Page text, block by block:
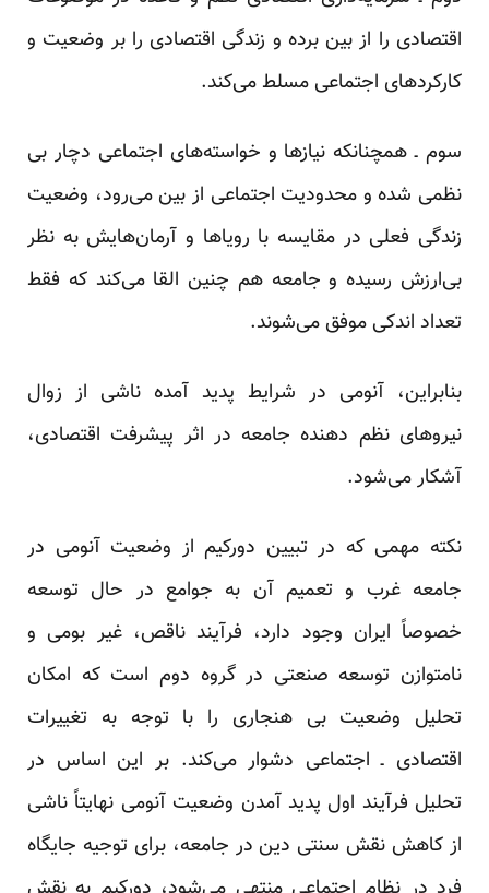
اقتصادی را از بین برده و زندگی اقتصادی را بر وضعیت و
کارکردهای اجتماعی مسلط می‌کند.
سوم ـ همچنانکه نیازها و خواسته‌های اجتماعی دچار بی
نظمی شده و محدودیت اجتماعی از بین می‌رود، وضعیت
زندگی فعلی در مقایسه با رویاها و آرمان‌‌هایش به نظر
بی‌ارزش رسیده و جامعه هم چنین القا می‌کند که فقط
تعداد اندکی موفق می‌شوند.
بنابراین، آنومی در شرایط پدید آمده ناشی از زوال
نیروهای نظم دهنده جامعه در اثر پیشرفت اقتصادی،
آشکار می‌شود.
نکته مهمی که در تبیین دورکیم از وضعیت آنومی در
جامعه غرب و تعمیم آن به جوامع در حال توسعه
خصوصاً ایران وجود دارد، فرآیند ناقص، غیر بومی و
نامتوازن توسعه صنعتی در گروه دوم است که امکان
تحلیل وضعیت بی هنجاری را با توجه به تغییرات
اقتصادی ـ اجتماعی دشوار می‌کند. بر این اساس در
تحلیل فرآیند اول پدید آمدن وضعیت آنومی نهایتاً ناشی
از کاهش نقش سنتی دین در جامعه، برای توجیه جایگاه